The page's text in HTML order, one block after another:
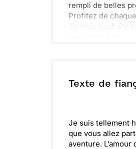
rempli de belles
Profitez de
Je vous souhaite
Texte de
Je suis tellement
que vous allez
aventure.